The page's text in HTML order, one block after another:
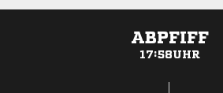
ABPFIFF
17:58UHR